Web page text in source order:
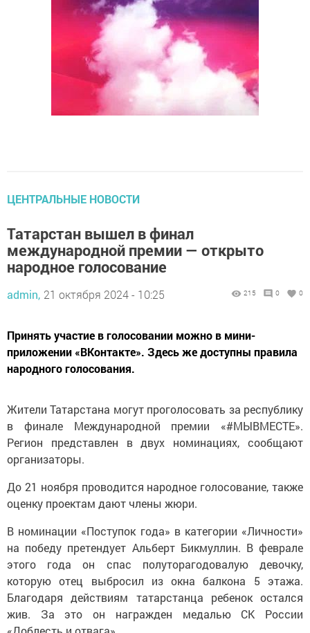
ЦЕНТРАЛЬНЫЕ НОВОСТИ
Татарстан вышел в финал
международной премии — открыто
народное голосование
admin, 21 октября 2024 - 10:25 215 0 0
Принять участие в голосовании можно в мини-
приложении «ВКонтакте». Здесь же доступны правила
народного голосования.
Жители Татарстана могут проголосовать за республику
в финале Международной премии «#МЫВМЕСТЕ».
Регион представлен в двух номинациях, сообщают
организаторы.
До 21 ноября проводится народное голосование, также
оценку проектам дают члены жюри.
В номинации «Поступок года» в категории «Личности»
на победу претендует Альберт Бикмуллин. В феврале
этого года он спас полуторагодовалую девочку,
которую отец выбросил из окна балкона 5 этажа.
Благодаря действиям татарстанца ребенок остался
жив. За это он награжден медалью СК России